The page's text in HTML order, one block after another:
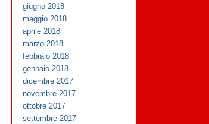
giugno 2018
maggio 2018
aprile 2018
marzo 2018
febbraio 2018
gennaio 2018
dicembre 2017
novembre 2017
ottobre 2017
settembre 2017